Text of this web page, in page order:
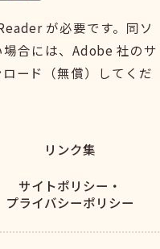
が必要です。同ソ
合には、Adobe 社のサ
ード（無償）してくだ
リンク集
サイトポリシー・
プライバシーポリシー